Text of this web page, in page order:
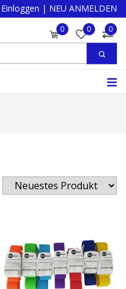
Einloggen | NEU ANMELDEN
0 0 0